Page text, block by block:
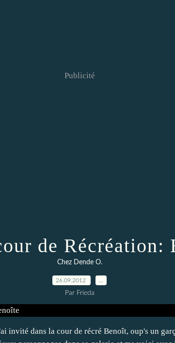
Publicité
de Récréation:
Chez Dende O.
26.09.2012
Par Frieda
invité dans la cour de récré Benoît, oup's un